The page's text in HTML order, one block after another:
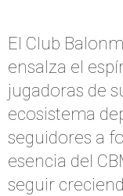
El Club
ensalza el
jugadoras de
ecosistema
seguidores a
esencia del
seguir